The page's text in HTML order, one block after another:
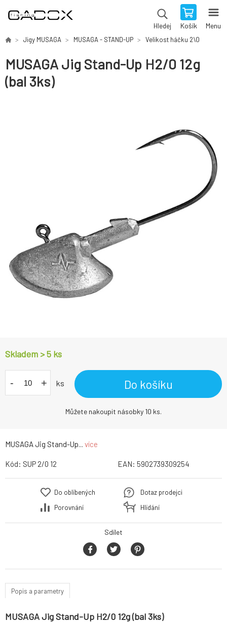
Hledej Košík Menu
Jigy MUSAGA MUSAGA - STAND-UP Velikost háčku 2\0
MUSAGA Jig Stand-Up H2/0 12g
(bal 3ks)
MUSAGA Jig Stand-Up... více
Skladem > 5 ks
- + ks Do košíku
Můžete nakoupit násobky 10 ks.
Kód: SUP 2/0 12 EAN: 5902739309254
Do oblíbených
Porovnání
Dotaz prodejci
Hlídání
Sdílet
Popis a parametry
MUSAGA Jig Stand-Up H2/0 12g (bal 3ks)